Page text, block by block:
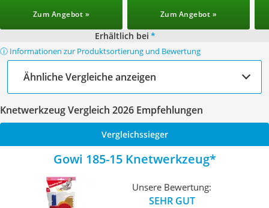
Zum Angebot » Zum Angebot »
Erhältlich bei *
ⓘ Informationen zur Produktsortierung und Bewertung
Ähnliche Vergleiche anzeigen
Knetwerkzeug Vergleich 2026 Empfehlungen
Vergleichssieger
Gowi 185-15 Knetwerkzeug
Unsere Bewertung:
SEHR GUT